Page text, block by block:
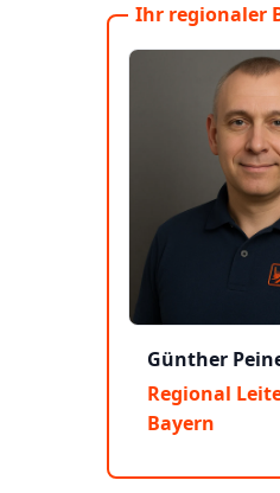
Ihr regionaler
Günther
Regional
Bayern